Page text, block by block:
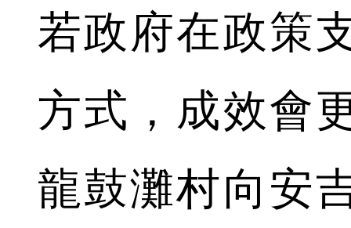
若政府在政策
方式，成效會
龍鼓灘村向安